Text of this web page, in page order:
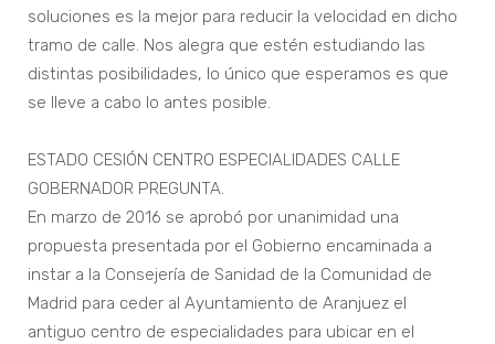
soluciones es la mejor para reducir la velocidad en dicho
tramo de calle. Nos alegra que estén estudiando las
distintas posibilidades, lo único que esperamos es que
se lleve a cabo lo antes posible.
ESTADO CESIÓN CENTRO ESPECIALIDADES CALLE
GOBERNADOR PREGUNTA.
En marzo de 2016 se aprobó por unanimidad una
propuesta presentada por el Gobierno encaminada a
instar a la Consejería de Sanidad de la Comunidad de
Madrid para ceder al Ayuntamiento de Aranjuez el
antiguo centro de especialidades para ubicar en el